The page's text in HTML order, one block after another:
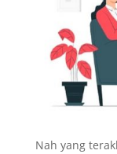
Nah yang